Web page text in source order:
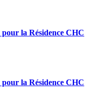
la Résidence CHC
la Résidence CHC